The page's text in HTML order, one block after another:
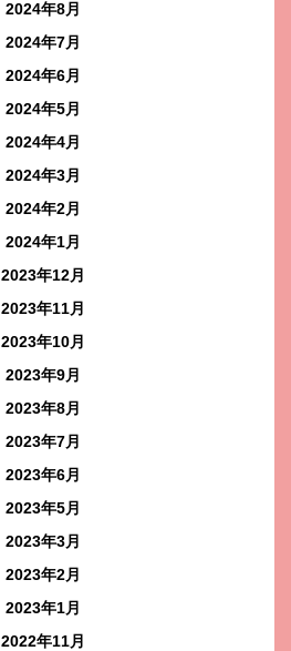
2024年8月
2024年7月
2024年6月
2024年5月
2024年4月
2024年3月
2024年2月
2024年1月
2023年12月
2023年11月
2023年10月
2023年9月
2023年8月
2023年7月
2023年6月
2023年5月
2023年3月
2023年2月
2023年1月
2022年11月